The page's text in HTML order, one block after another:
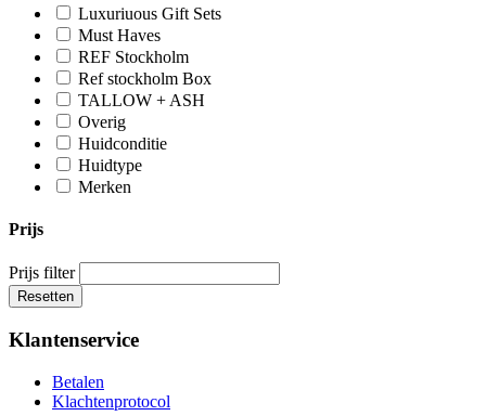
Luxuriuous Gift Sets
Must Haves
REF Stockholm
Ref stockholm Box
TALLOW + ASH
Overig
Huidconditie
Huidtype
Merken
Prijs
Prijs filter
Resetten
Klantenservice
Betalen
Klachtenprotocol